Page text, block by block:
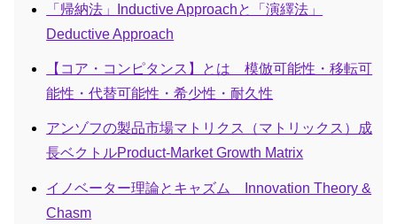
「帰納法」Inductive Approachと「演繹法」
Deductive Approach
【コア・コンピタンス】とは 模倣可能性・移転可
能性・代替可能性・希少性・耐久性
アンゾフの製品市場マトリクス（マトリックス）成
長ベクトルProduct-Market Growth Matrix
イノベーター理論とキャズム Innovation Theory &
Chasm